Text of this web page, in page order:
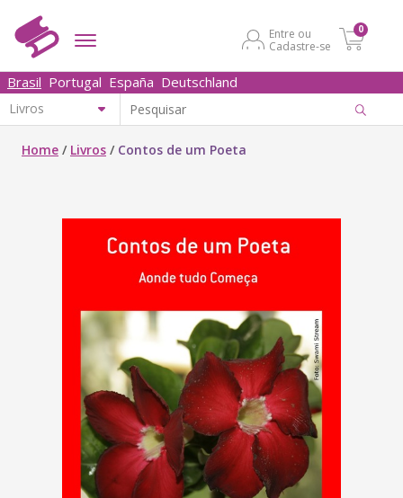
Entre ou
Cadastre-se
0
Brasil Portugal España Deutschland
Home / Livros / Contos de um Poeta